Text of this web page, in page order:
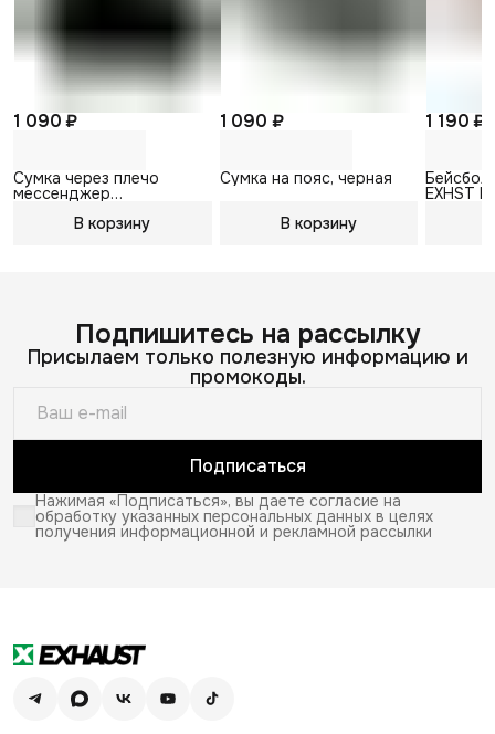
1 090 ₽
Сумка через плечо
мессенджер
В корзину
1 090 ₽
Сумка на пояс, черная
В корзину
1 190 ₽
EXHST
Подпишитесь на рассылку
Присылаем только полезную информацию и
промокоды.
Подписаться
Нажимая «Подписаться», вы даете согласие на
обработку указанных персональных данных в целях
получения информационной и рекламной рассылки